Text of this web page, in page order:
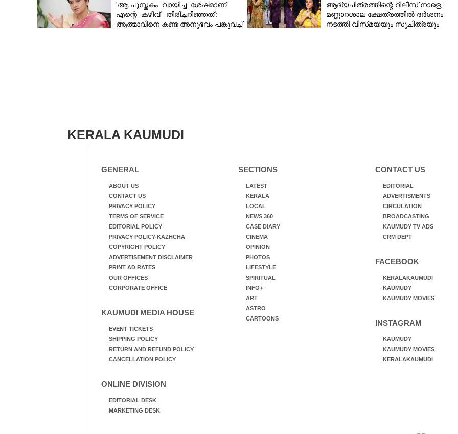
'ആ പുസ്തകം വായിച്ച ശേഷമാണ്
എന്റെ കഴിവ് തിരിച്ചറിഞ്ഞത്':
ആത്മാവിനെ കണ്ട അനുഭവം പങ്കുവച്ച്
ആദ്യചിത്രത്തിന്റെ റിലീസ് നാളെ;
മണ്ണാറശാല ക്ഷേത്രത്തിൽ ദർശനം
നടത്തി വിസ്‌മയയും സുചിത്രയും
KERALA KAUMUDI
GENERAL
ABOUT US
CONTACT US
PRIVACY POLICY
TERMS OF SERVICE
EDITORIAL POLICY
PRIVACY POLICY-KAZHCHA
COPYRIGHT POLICY
ADVERTISEMENT DISCLAIMER
PRINT AD RATES
OUR OFFICES
CORPORATE OFFICE
KAUMUDI MEDIA HOUSE
EVENT TICKETS
SHIPPING POLICY
RETURN AND REFUND POLICY
CANCELLATION POLICY
ONLINE DIVISION
EDITORIAL DESK
MARKETING DESK
SECTIONS
LATEST
KERALA
LOCAL
NEWS 360
CASE DIARY
CINEMA
OPINION
PHOTOS
LIFESTYLE
SPIRITUAL
INFO+
ART
ASTRO
CARTOONS
CONTACT US
EDITORIAL
ADVERTISMENTS
CIRCULATION
BROADCASTING
KAUMUDY TV ADS
CRM DEPT
FACEBOOK
KERALAKAUMUDI
KAUMUDY
KAUMUDY MOVIES
INSTAGRAM
KAUMUDY
KAUMUDY MOVIES
KERALAKAUMUDI